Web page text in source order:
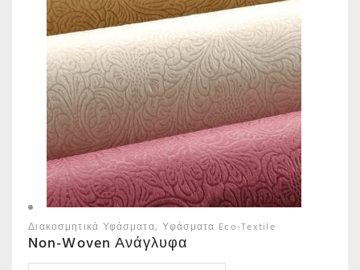
Διακοσμητικά Υφάσματα Υφάσματα Eco-Textile
Non-Woven Ανάγλυφα